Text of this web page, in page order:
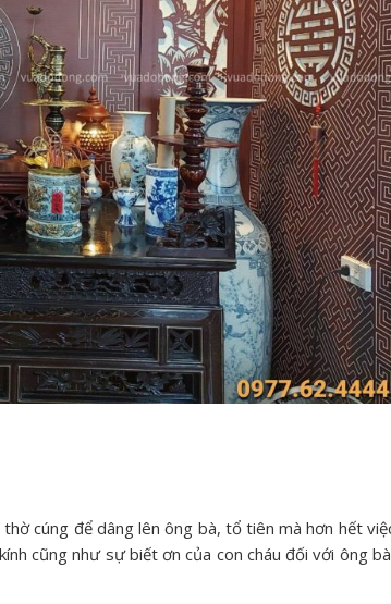
cúng để dâng lên ông bà, tổ tiên mà hơn hết
cũng như sự biết ơn của con cháu đối với ông